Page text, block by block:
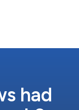
份方面的领导地
术堆栈，涵盖面部
、物理访问控制以
端的欺诈防护、更高
于建立长期合作关
进的决心。 “被
had